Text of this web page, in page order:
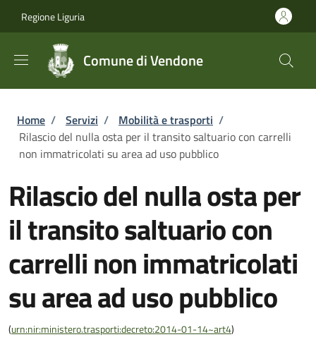
Regione Liguria
Comune di Vendone
Briciole di pane
Home / Servizi / Mobilità e trasporti /
Rilascio del nulla osta per il transito saltuario con carrelli
non immatricolati su area ad uso pubblico
Rilascio del nulla osta per
il transito saltuario con
carrelli non immatricolati
su area ad uso pubblico
(urn:nir:ministero.trasporti:decreto:2014-01-14~art4)